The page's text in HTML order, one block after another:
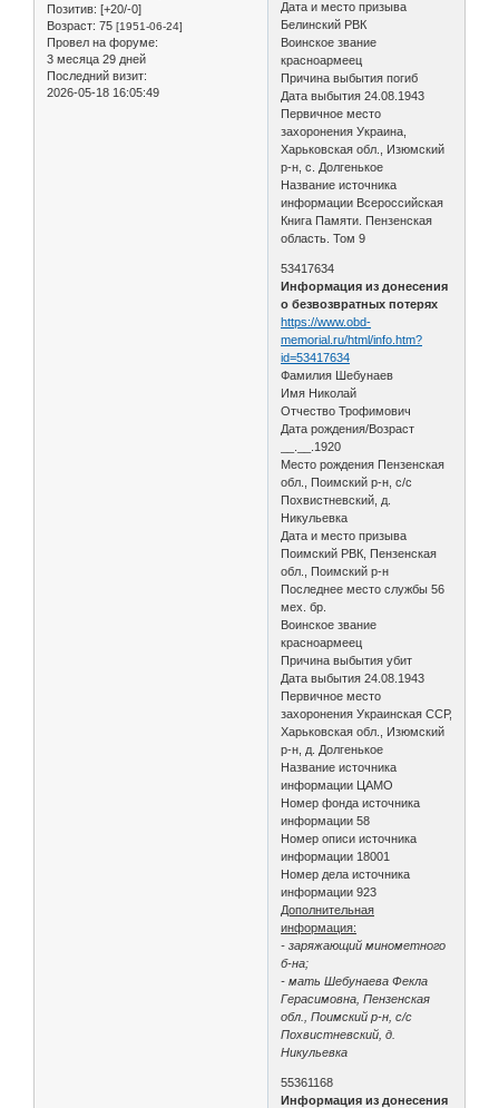
Позитив: [+20/-0]
Возраст: 75 [1951-06-24]
Провел на форуме:
3 месяца 29 дней
Последний визит:
2026-05-18 16:05:49
Дата и место призыва
Белинский РВК
Воинское звание
красноармеец
Причина выбытия погиб
Дата выбытия 24.08.1943
Первичное место
захоронения Украина,
Харьковская обл., Изюмский
р-н, с. Долгенькое
Название источника
информации Всероссийская
Книга Памяти. Пензенская
область. Том 9
53417634
Информация из донесения
о безвозвратных потерях
https://www.obd-
memorial.ru/html/info.htm?
id=53417634
Фамилия Шебунаев
Имя Николай
Отчество Трофимович
Дата рождения/Возраст
__.__.1920
Место рождения Пензенская
обл., Поимский р-н, с/с
Похвистневский, д.
Никульевка
Дата и место призыва
Поимский РВК, Пензенская
обл., Поимский р-н
Последнее место службы 56
мех. бр.
Воинское звание
красноармеец
Причина выбытия убит
Дата выбытия 24.08.1943
Первичное место
захоронения Украинская ССР,
Харьковская обл., Изюмский
р-н, д. Долгенькое
Название источника
информации ЦАМО
Номер фонда источника
информации 58
Номер описи источника
информации 18001
Номер дела источника
информации 923
Дополнительная
информация:
- заряжающий минометного
б-на;
- мать Шебунаева Фекла
Герасимовна, Пензенская
обл., Поимский р-н, с/с
Похвистневский, д.
Никульевка
55361168
Информация из донесения